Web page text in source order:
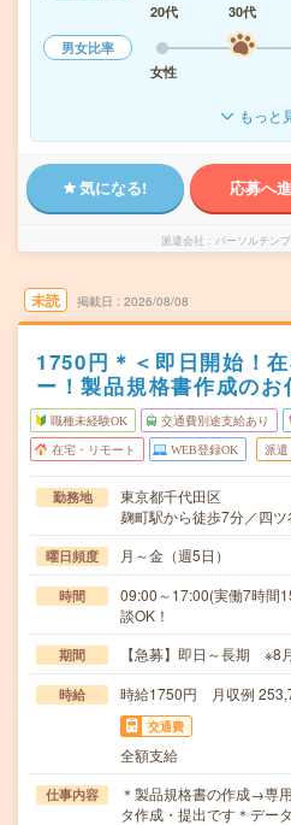
20代
30代
男女比率
女性
もっと
気になる! 応募へ
派遣会社 パーソルテン
未読 掲載日 2026/08/08
1750円＊＜即日開始！
ー！製品規格書作成のお
職種未経験OK 交通費別途支給あり
在宅・リモート WEB登録OK 派遣
勤務地
東京都千代田区
麹町駅から徒歩7分／四
曜日頻度 月～金（週5日）
時間
09:00～17:00(実働7時
談OK！
期間 【急募】即日～長期 ※8
時給 時給1750円 月収例
交通費
全額支給
仕事内容
＊製品規格書の作成→専
タ作成・提出です＊デ